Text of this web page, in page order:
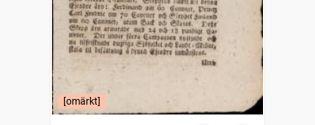
[omärkt]